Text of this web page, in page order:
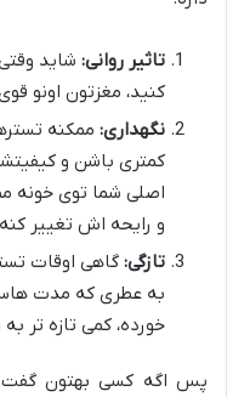
تاثیر روانی: شاید
کنید، مغزتون اونو
نگهداری: ممکنه
کمتری باشن و
اصلی شما توی خونه
و رایحه اش تغییر
تازگی: گاهی اوقات
به عطری که مدت
خورده، کمی تازه تر
پس اگه کسی بهتون گفت